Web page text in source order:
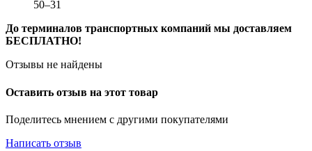
50‒31
До терминалов транспортных компаний мы доставляем
БЕСПЛАТНО!
Отзывы не найдены
Оставить отзыв на этот товар
Поделитесь мнением с другими покупателями
Написать отзыв